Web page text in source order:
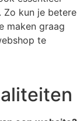
Zo kun je betere
maken graag
te